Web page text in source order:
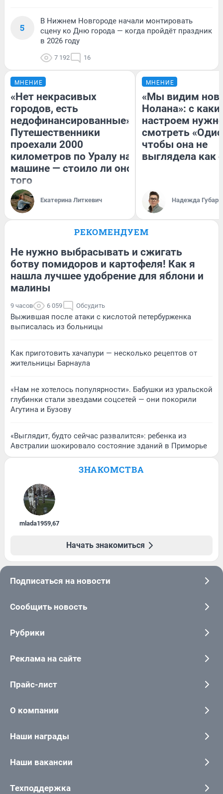
5
В Нижнем Новгороде начали монтировать
сцену ко Дню города — когда пройдёт праздник
в 2026 году
7 192 16
МНЕНИЕ
«Нет некрасивых
городов, есть
недофинансированные».
Путешественники
проехали 2000
километров по Уралу на
машине — стоило ли оно
того
Екатерина Литкевич
МНЕНИЕ
«Мы видим
Нолана»: с
настроем
смотреть
чтобы она не
выглядела как
Надежда Губарь
РЕКОМЕНДУЕМ
Не нужно выбрасывать и сжигать
ботву помидоров и картофеля! Как я
нашла лучшее удобрение для яблони и
малины
9 часов 6 059 Обсудить
Выжившая после атаки с кислотой петербурженка
выписалась из больницы
Как приготовить хачапури — несколько рецептов от
жительницы Барнаула
«Нам не хотелось популярности». Бабушки из уральской
глубинки стали звездами соцсетей — они покорили
Агутина и Бузову
«Выглядит, будто сейчас развалится»: ребенка из
Австралии шокировало состояние зданий в Приморье
ЗНАКОМСТВА
mlada1959,67
Начать знакомиться
Подписаться на новости
Сообщить новость
Рубрики
Реклама на сайте
Прайс-лист
О компании
Наши награды
Наши вакансии
Техподдержка